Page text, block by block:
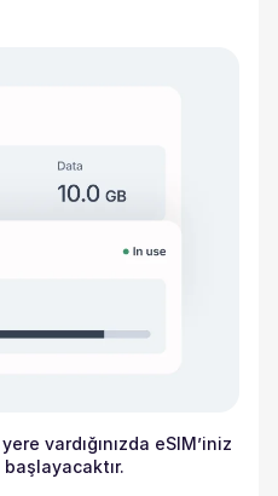
vardığınızda eSIM’iniz